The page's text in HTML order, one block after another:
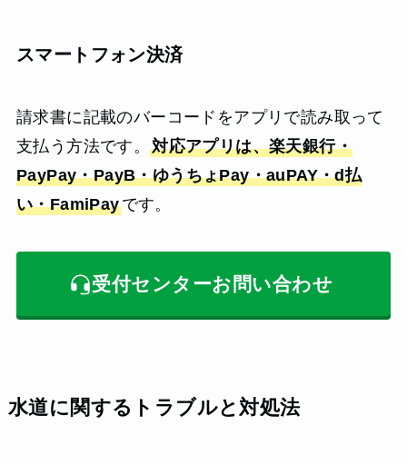
スマートフォン決済
請求書に記載のバーコードをアプリで読み取って
支払う方法です。対応アプリは、楽天銀行・
PayPay・PayB・ゆうちょPay・auPAY・d払
い・FamiPayです。
受付センターお問い合わせ
水道に関するトラブルと対処法